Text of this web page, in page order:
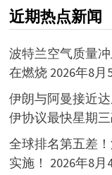
近期热点新闻
波特兰空气质量
在燃烧 2026年8月
伊朗与阿曼接近
伊协议最快星期
全球排名第五差
实施！ 2026年8月